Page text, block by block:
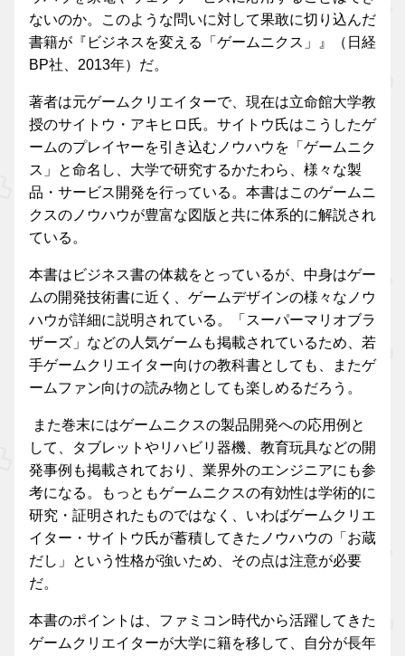
ないのか。このような問いに対して果敢に切り込んだ
書籍が『ビジネスを変える「ゲームニクス」』（日経
BP社、2013年）だ。
著者は元ゲームクリエイターで、現在は立命館大学教
授のサイトウ・アキヒロ氏。サイトウ氏はこうしたゲ
ームのプレイヤーを引き込むノウハウを「ゲームニク
ス」と命名し、大学で研究するかたわら、様々な製
品・サービス開発を行っている。本書はこのゲームニ
クスのノウハウが豊富な図版と共に体系的に解説され
ている。
本書はビジネス書の体裁をとっているが、中身はゲー
ムの開発技術書に近く、ゲームデザインの様々なノウ
ハウが詳細に説明されている。「スーパーマリオブラ
ザーズ」などの人気ゲームも掲載されているため、若
手ゲームクリエイター向けの教科書としても、またゲ
ームファン向けの読み物としても楽しめるだろう。
また巻末にはゲームニクスの製品開発への応用例と
して、タブレットやリハビリ器機、教育玩具などの開
発事例も掲載されており、業界外のエンジニアにも参
考になる。もっともゲームニクスの有効性は学術的に
研究・証明されたものではなく、いわばゲームクリエ
イター・サイトウ氏が蓄積してきたノウハウの「お蔵
だし」という性格が強いため、その点は注意が必要
だ。
本書のポイントは、ファミコン時代から活躍してきた
ゲームクリエイターが大学に籍を移して、自分が長年